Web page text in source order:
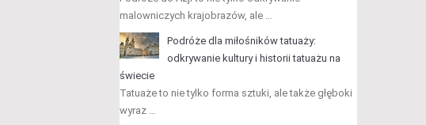
malowniczych krajobrazów, ale …
Podróże dla miłośników tatuaży:
odkrywanie kultury i historii tatuażu na
świecie
Tatuaże to nie tylko forma sztuki, ale także głęboki
wyraz …